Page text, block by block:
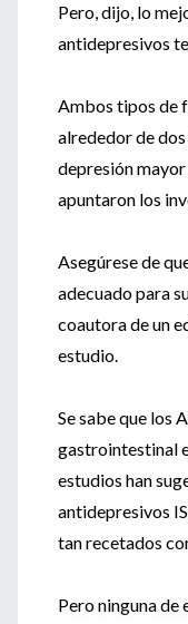
Pero, dijo, lo
antidepresivos
Ambos tipos de
alrededor de
depresión
apuntaron los
Asegúrese de
adecuado para
coautora de un
estudio.
Se sabe que los
gastrointestinal
estudios han
antidepresivos
tan recetados
Pero ninguna de